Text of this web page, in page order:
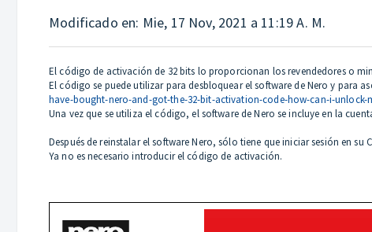
Modificado en: Mie, 17 Nov, 2021 a 11:19 A. M.
El código de activación de 32 bits lo proporcionan los revendedores o
El código se puede utilizar para desbloquear el software de Nero y para
have-bought-nero-and-got-the-32-bit-activation-code-how-can-i-
Una vez que se utiliza el código, el software de Nero se incluye en la
Después de reinstalar el software Nero, sólo tiene que iniciar sesión en su
Ya no es necesario introducir el código de activación.